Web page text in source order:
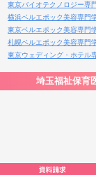
東京バイオテクノロジー専
横浜ベルエポック美容専門
東京ベルエポック美容専門
札幌ベルエポック美容専門
東京ウェディング・ホテル
埼玉福祉保育